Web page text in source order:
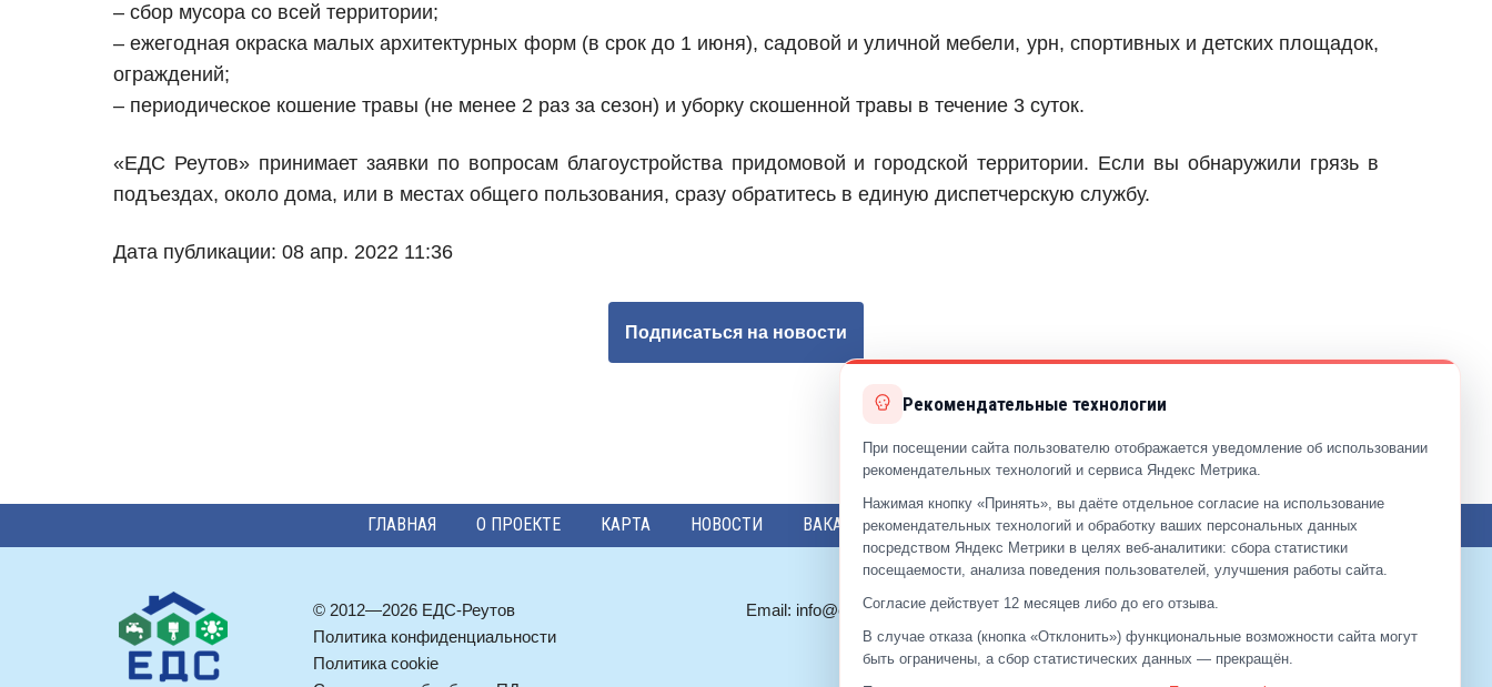
– сбор мусора со всей территории;
– ежегодная окраска малых архитектурных форм (в срок до 1 июня), садовой и уличной мебели, урн, спортивных и детских площадок,
ограждений;
– периодическое кошение травы (не менее 2 раз за сезон) и уборку скошенной травы в течение 3 суток.
«ЕДС Реутов» принимает заявки по вопросам благоустройства придомовой и городской территории. Если вы обнаружили грязь в
подъездах, около дома, или в местах общего пользования, сразу обратитесь в единую диспетчерскую службу.
Дата публикации: 08 апр. 2022 11:36
Подписаться на новости
ГЛАВНАЯ О ПРОЕКТЕ КАРТА НОВОСТИ ВАКАНСИИ ПРЕДЛОЖЕНИЯ ПО САЙТУ
© 2012—2026 ЕДС-Реутов
Политика конфиденциальности
Политика cookie
Email: info@eds-reutov.ru +7 (499)929-99-99
+7 (495)512-00-11
Рекомендательные технологии
При посещении сайта пользователю отображается уведомление об использовании
рекомендательных технологий и сервиса Яндекс Метрика.
Нажимая кнопку «Принять», вы даёте отдельное согласие на использование
рекомендательных технологий и обработку ваших персональных данных
посредством Яндекс Метрики в целях веб‑аналитики: сбора статистики
посещаемости, анализа поведения пользователей, улучшения работы сайта.
Согласие действует 12 месяцев либо до его отзыва.
В случае отказа (кнопка «Отклонить») функциональные возможности сайта могут
быть ограничены, а сбор статистических данных — прекращён.